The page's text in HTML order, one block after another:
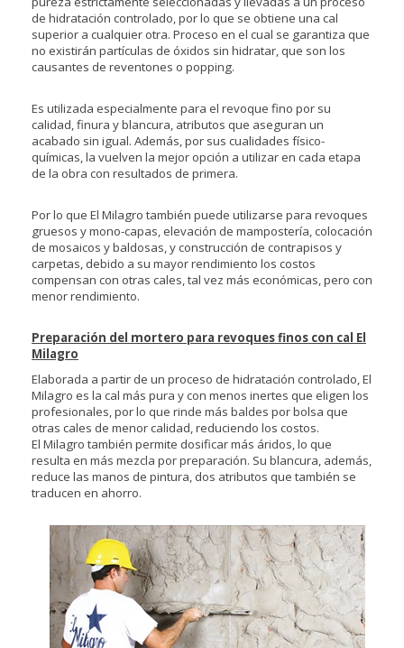
de hidratación controlado, por lo que se obtiene una cal
superior a cualquier otra. Proceso en el cual se garantiza que
no existirán partículas de óxidos sin hidratar, que son los
causantes de reventones o popping.
Es utilizada especialmente para el revoque fino por su
calidad, finura y blancura, atributos que aseguran un
acabado sin igual. Además, por sus cualidades físico-
químicas, la vuelven la mejor opción a utilizar en cada etapa
de la obra con resultados de primera.
Por lo que El Milagro también puede utilizarse para revoques
gruesos y mono-capas, elevación de mampostería, colocación
de mosaicos y baldosas, y construcción de contrapisos y
carpetas, debido a su mayor rendimiento los costos
compensan con otras cales, tal vez más económicas, pero con
menor rendimiento.
Preparación del mortero para revoques finos con cal El
Milagro
Elaborada a partir de un proceso de hidratación controlado, El
Milagro es la cal más pura y con menos inertes que eligen los
profesionales, por lo que rinde más baldes por bolsa que
otras cales de menor calidad, reduciendo los costos.
El Milagro también permite dosificar más áridos, lo que
resulta en más mezcla por preparación. Su blancura, además,
reduce las manos de pintura, dos atributos que también se
traducen en ahorro.